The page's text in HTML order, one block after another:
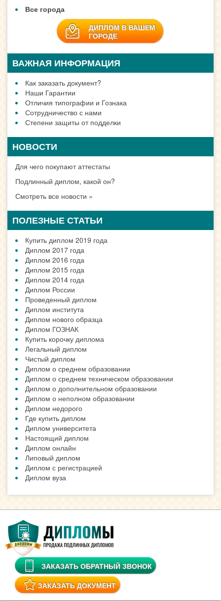
Все города
ДИПЛОМ В ВАШЕМ
ГОРОДЕ
ВАЖНАЯ ИНФОРМАЦИЯ
Как заказать документ?
Наши Гарантии
Отличия типографии и Гознака
Сотрудничество с нами
Степени защиты от подделки
НОВОСТИ
Для чего покупают аттестаты
Подлинный диплом, какой он?
Смотреть все новости »
ПОЛЕЗНЫЕ СТАТЬИ
Купить диплом 2019 года
Диплом 2017 года
Диплом 2016 года
Диплом 2015 года
Диплом 2014 года
Диплом России
Проведенный диплом
Диплом института
Диплом нового образца
Диплом ГОЗНАК
Купить корочку диплома
Легальный диплом
Чистый диплом
Диплом о среднем образовании
Диплом о среднем техническом образовании
Диплом о дополнительном образовании
Диплом о неполном образовании
Диплом недорого
Где купить диплом
Диплом университета
Настоящий диплом
Диплом онлайн
Липовый диплом
Диплом с регистрацией
Диплом вуза
ЗАКАЗАТЬ ОБРАТНЫЙ ЗВОНОК
ЗАКАЗАТЬ ДОКУМЕНТ